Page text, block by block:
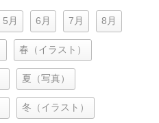
5月 6月 7月 8月
春（イラスト）
夏（写真）
冬（イラスト）